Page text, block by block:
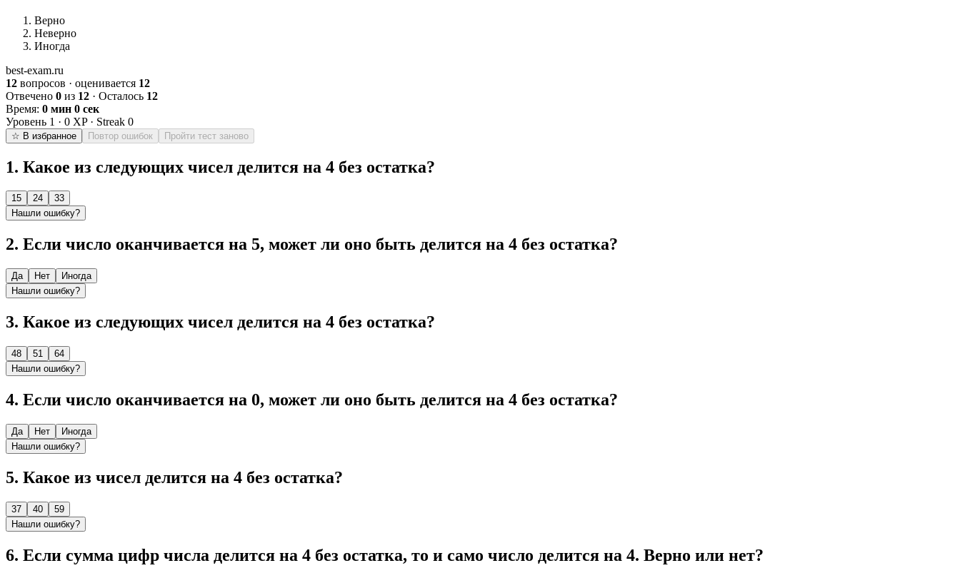
Верно
Неверно
Иногда
best-exam.ru
12 вопросов · оценивается 12
Отвечено 0 из 12 · Осталось 12
Время: 0 мин 0 сек
Уровень 1 · 0 XP · Streak 0
☆ В избранное Повтор ошибок Пройти тест заново
1. Какое из следующих чисел делится на 4 без остатка?
15 24
33
Нашли ошибку?
2. Если число оканчивается на 5, может ли оно быть делится на 4 без остатка?
Да Нет
Иногда
Нашли ошибку?
3. Какое из следующих чисел делится на 4 без остатка?
48 51
64
Нашли ошибку?
4. Если число оканчивается на 0, может ли оно быть делится на 4 без остатка?
Да Нет
Иногда
Нашли ошибку?
5. Какое из чисел делится на 4 без остатка?
37 40
59
Нашли ошибку?
6. Если сумма цифр числа делится на 4 без остатка, то и само число делится на 4. Верно или нет?